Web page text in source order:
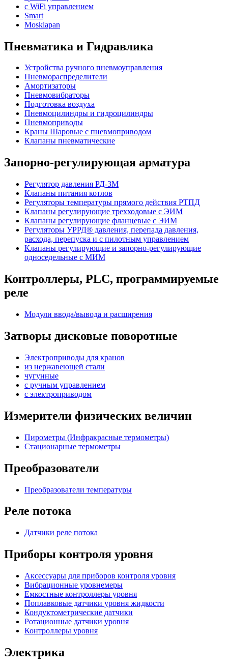
с WiFi управлением
Smart
Mosklapan
Пневматика и Гидравлика
Устройства ручного пневмоуправления
Пневмораспределители
Амортизаторы
Пневмовибраторы
Подготовка воздуха
Пневмоцилиндры и гидроцилиндры
Пневмоприводы
Краны Шаровые с пневмоприводом
Клапаны пневматические
Запорно-регулирующая арматура
Регулятор давления РД-3М
Клапаны питания котлов
Регуляторы температуры прямого действия РТПД
Клапаны регулирующие трехходовые с ЭИМ
Клапаны регулирующие фланцевые с ЭИМ
Регуляторы УРРД® давления, перепада давления,
расхода, перепуска и с пилотным управлением
Клапаны регулирующие и запорно-регулирующие
односедельные с МИМ
Контроллеры, PLС, программируемые
реле
Модули ввода/вывода и расширения
Затворы дисковые поворотные
Электроприводы для кранов
из нержавеющей стали
чугунные
с ручным управлением
c электроприводом
Измерители физических величин
Пирометры (Инфракрасные термометры)
Стационарные термометры
Преобразователи
Преобразователи температуры
Реле потока
Датчики реле потока
Приборы контроля уровня
Аксессуары для приборов контроля уровня
Вибрационные уровнемеры
Емкостные контроллеры уровня
Поплавковые датчики уровня жидкости
Кондуктометрические датчики
Ротационные датчики уровня
Контроллеры уровня
Электрика